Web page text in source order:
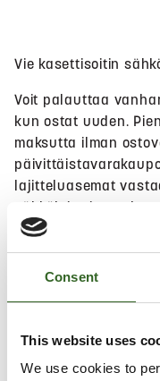
Consent
This website uses
We use cookies to
Vie kasettisoitin
Voit palauttaa
kun ostat uuden.
maksutta ilman
lajitteluasemat
sähkölaitteita